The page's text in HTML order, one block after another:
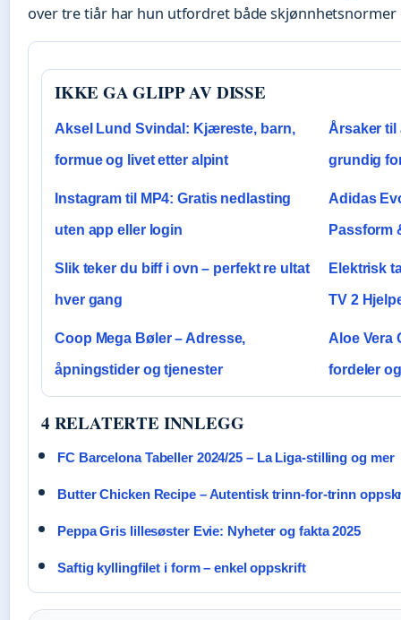
over tre tiår har hun utfordret både
IKKE GA GLIPP AV DISSE
Aksel Lund Svindal: Kjæreste, barn,
formue og livet etter alpint
Årsaker til
grundig
Instagram til MP4: Gratis nedlasting
uten app eller login
Adidas
Passform
Slik teker du biff i ovn – perfekt re ultat
hver gang
Elektrisk
TV 2
Coop Mega Bøler – Adresse,
åpningstider og tjenester
Aloe Vera
fordeler
4 RELATERTE INNLEGG
FC Barcelona Tabeller 2024/25 – La Liga-stilling og mer
Butter Chicken Recipe – Autentisk trinn-for-trinn
Peppa Gris lillesøster Evie: Nyheter og fakta 2025
Saftig kyllingfilet i form – enkel oppskrift